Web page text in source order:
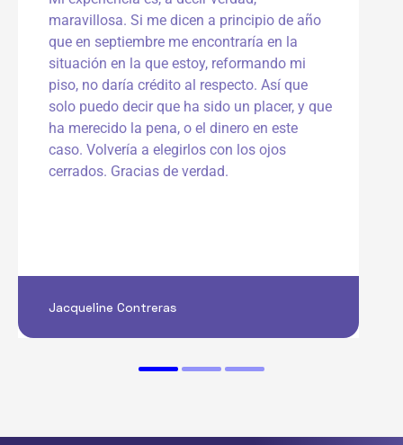
c
o
n
e
5
maravillosa. Si me dicen a principio de año
que en septiembre me encontraría en la
situación en la que estoy, reformando mi
piso, no daría crédito al respecto. Así que
solo puedo decir que ha sido un placer, y que
ha merecido la pena, o el dinero en este
caso. Volvería a elegirlos con los ojos
cerrados. Gracias de verdad.
Jacqueline Contreras